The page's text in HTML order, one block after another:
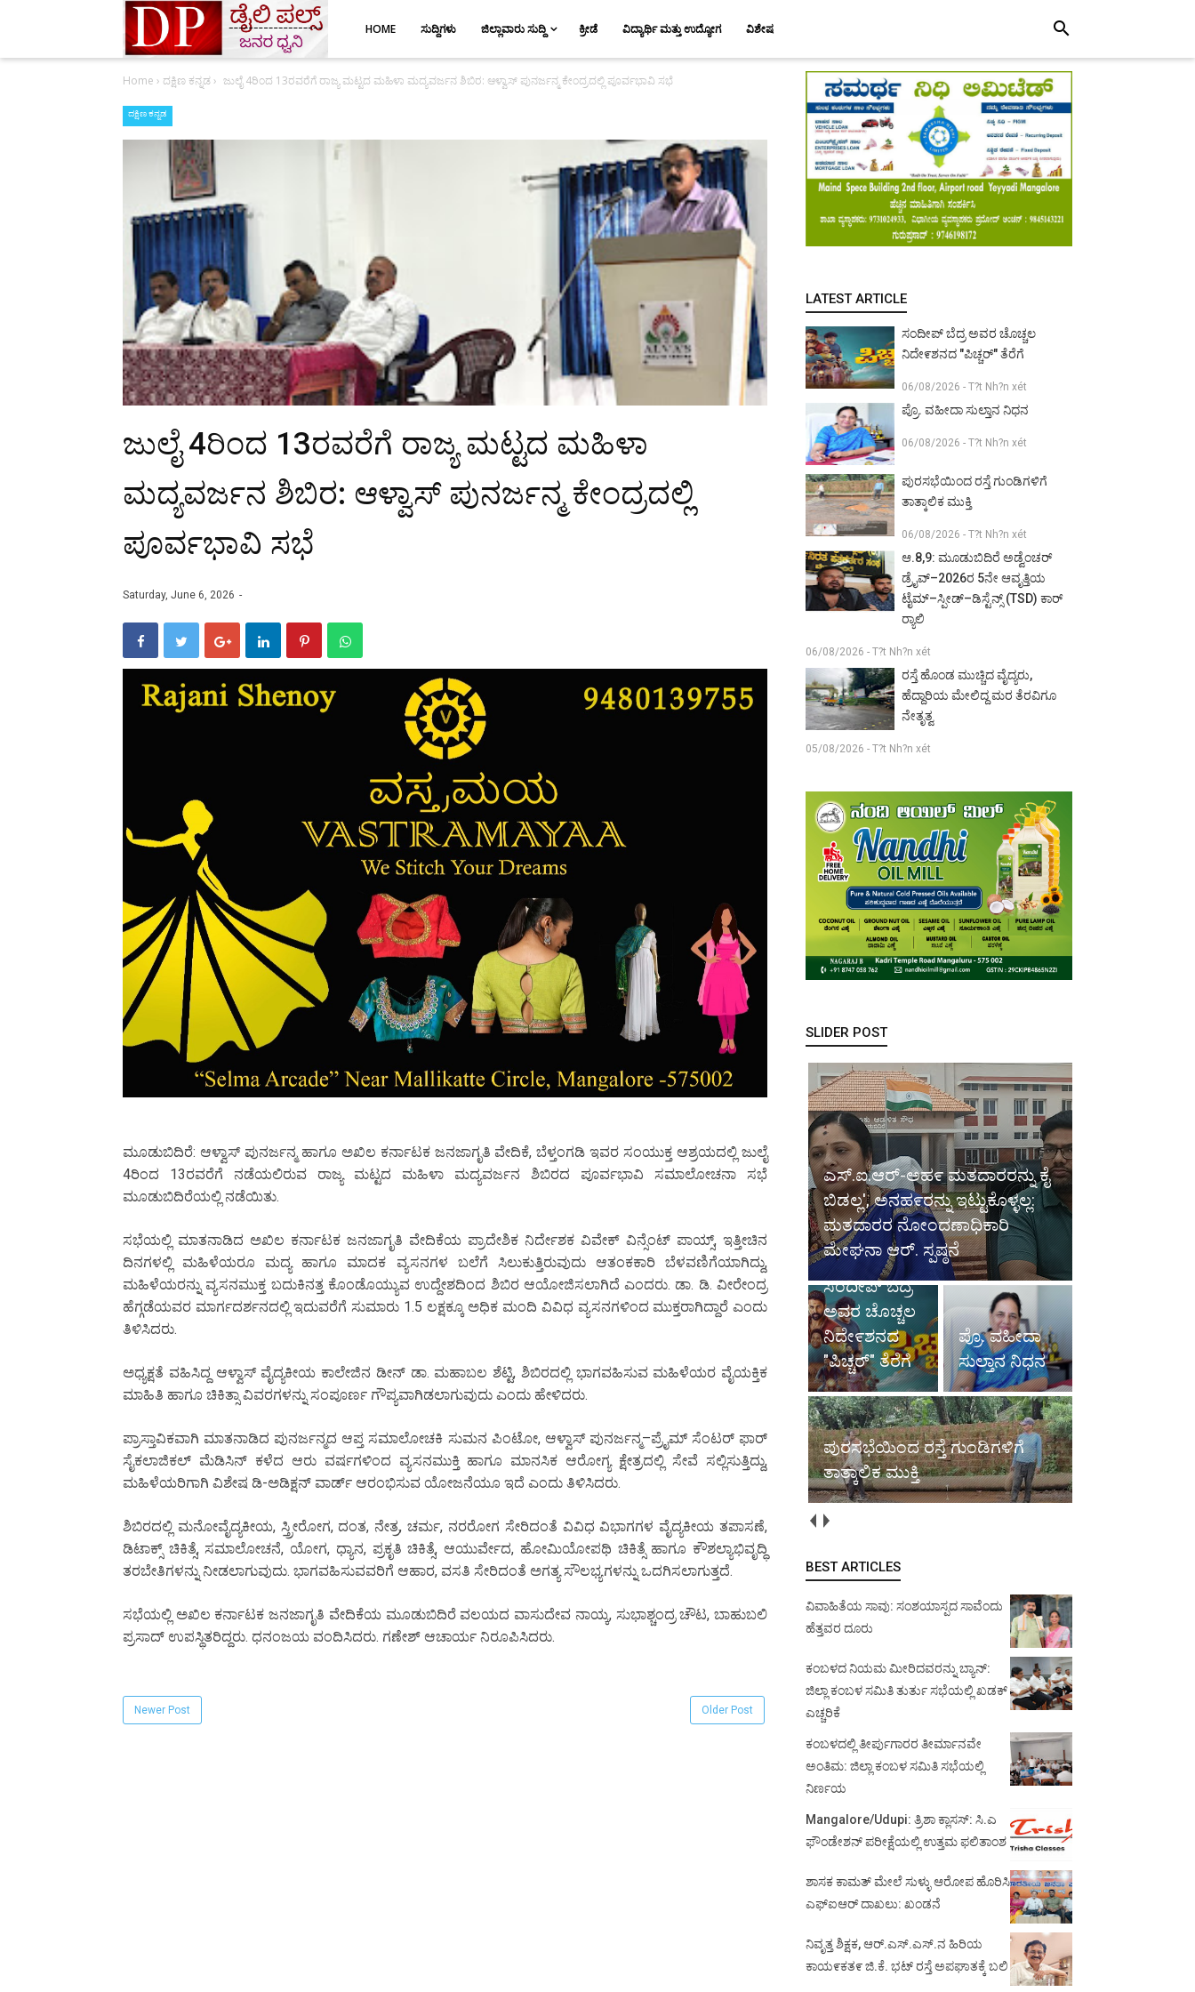
HOME ಸುದ್ದಿಗಳು ಜಿಲ್ಲಾವಾರು ಸುದ್ದಿ ಕ್ರೀಡೆ ವಿದ್ಯಾರ್ಥಿ ಮತ್ತು ಉದ್ಯೋಗ ವಿಶೇಷ search
Home › ದಕ್ಷಿಣ ಕನ್ನಡ› ಜುಲೈ 4ರಿಂದ 13ರವರೆಗೆ ರಾಜ್ಯ ಮಟ್ಟದ ಮಹಿಳಾ ಮದ್ಯವರ್ಜನ ಶಿಬಿರ: ಆಳ್ವಾಸ್ ಪುನರ್ಜನ್ಮ ಕೇಂದ್ರದಲ್ಲಿ ಪೂರ್ವಭಾವಿ ಸಭೆ
ದಕ್ಷಿಣ ಕನ್ನಡ
ಜುಲೈ 4ರಿಂದ 13ರವರೆಗೆ ರಾಜ್ಯ ಮಟ್ಟದ ಮಹಿಳಾ
ಮದ್ಯವರ್ಜನ ಶಿಬಿರ: ಆಳ್ವಾಸ್ ಪುನರ್ಜನ್ಮ ಕೇಂದ್ರದಲ್ಲಿ
ಪೂರ್ವಭಾವಿ ಸಭೆ
Saturday, June 6, 2026
ಮೂಡುಬಿದಿರೆ: ಆಳ್ವಾಸ್ ಪುನರ್ಜನ್ಮ ಹಾಗೂ ಅಖಿಲ ಕರ್ನಾಟಕ ಜನಜಾಗೃತಿ ವೇದಿಕೆ, ಬೆಳ್ತಂಗಡಿ ಇವರ ಸಂಯುಕ್ತ ಆಶ್ರಯದಲ್ಲಿ ಜುಲೈ
4ರಿಂದ 13ರವರೆಗೆ ನಡೆಯಲಿರುವ ರಾಜ್ಯ ಮಟ್ಟದ ಮಹಿಳಾ ಮದ್ಯವರ್ಜನ ಶಿಬಿರದ ಪೂರ್ವಭಾವಿ ಸಮಾಲೋಚನಾ ಸಭೆ
ಮೂಡುಬಿದಿರೆಯಲ್ಲಿ ನಡೆಯಿತು.
ಸಭೆಯಲ್ಲಿ ಮಾತನಾಡಿದ ಅಖಿಲ ಕರ್ನಾಟಕ ಜನಜಾಗೃತಿ ವೇದಿಕೆಯ ಪ್ರಾದೇಶಿಕ ನಿರ್ದೇಶಕ ವಿವೇಕ್ ವಿನ್ಸೆಂಟ್ ಪಾಯ್ಸ್, ಇತ್ತೀಚಿನ
ದಿನಗಳಲ್ಲಿ ಮಹಿಳೆಯರೂ ಮದ್ಯ ಹಾಗೂ ಮಾದಕ ವ್ಯಸನಗಳ ಬಲೆಗೆ ಸಿಲುಕುತ್ತಿರುವುದು ಆತಂಕಕಾರಿ ಬೆಳವಣಿಗೆಯಾಗಿದ್ದು,
ಮಹಿಳೆಯರನ್ನು ವ್ಯಸನಮುಕ್ತ ಬದುಕಿನತ್ತ ಕೊಂಡೊಯ್ಯುವ ಉದ್ದೇಶದಿಂದ ಶಿಬಿರ ಆಯೋಜಿಸಲಾಗಿದೆ ಎಂದರು. ಡಾ. ಡಿ. ವೀರೇಂದ್ರ
ಹೆಗ್ಗಡೆಯವರ ಮಾರ್ಗದರ್ಶನದಲ್ಲಿ ಇದುವರೆಗೆ ಸುಮಾರು 1.5 ಲಕ್ಷಕ್ಕೂ ಅಧಿಕ ಮಂದಿ ವಿವಿಧ ವ್ಯಸನಗಳಿಂದ ಮುಕ್ತರಾಗಿದ್ದಾರೆ ಎಂದು
ತಿಳಿಸಿದರು.
ಅಧ್ಯಕ್ಷತೆ ವಹಿಸಿದ್ದ ಆಳ್ವಾಸ್ ವೈದ್ಯಕೀಯ ಕಾಲೇಜಿನ ಡೀನ್ ಡಾ. ಮಹಾಬಲ ಶೆಟ್ಟಿ, ಶಿಬಿರದಲ್ಲಿ ಭಾಗವಹಿಸುವ ಮಹಿಳೆಯರ ವೈಯಕ್ತಿಕ
ಮಾಹಿತಿ ಹಾಗೂ ಚಿಕಿತ್ಸಾ ವಿವರಗಳನ್ನು ಸಂಪೂರ್ಣ ಗೌಪ್ಯವಾಗಿಡಲಾಗುವುದು ಎಂದು ಹೇಳಿದರು.
ಪ್ರಾಸ್ತಾವಿಕವಾಗಿ ಮಾತನಾಡಿದ ಪುನರ್ಜನ್ಮದ ಆಪ್ತ ಸಮಾಲೋಚಕಿ ಸುಮನ ಪಿಂಟೋ, ಆಳ್ವಾಸ್ ಪುನರ್ಜನ್ಮ–ಪ್ರೈಮ್ ಸೆಂಟರ್ ಫಾರ್
ಸೈಕಲಾಜಿಕಲ್ ಮೆಡಿಸಿನ್ ಕಳೆದ ಆರು ವರ್ಷಗಳಿಂದ ವ್ಯಸನಮುಕ್ತಿ ಹಾಗೂ ಮಾನಸಿಕ ಆರೋಗ್ಯ ಕ್ಷೇತ್ರದಲ್ಲಿ ಸೇವೆ ಸಲ್ಲಿಸುತ್ತಿದ್ದು,
ಮಹಿಳೆಯರಿಗಾಗಿ ವಿಶೇಷ ಡಿ-ಅಡಿಕ್ಷನ್ ವಾರ್ಡ್ ಆರಂಭಿಸುವ ಯೋಜನೆಯೂ ಇದೆ ಎಂದು ತಿಳಿಸಿದರು.
ಶಿಬಿರದಲ್ಲಿ ಮನೋವೈದ್ಯಕೀಯ, ಸ್ತ್ರೀರೋಗ, ದಂತ, ನೇತ್ರ, ಚರ್ಮ, ನರರೋಗ ಸೇರಿದಂತೆ ವಿವಿಧ ವಿಭಾಗಗಳ ವೈದ್ಯಕೀಯ ತಪಾಸಣೆ,
ಡಿಟಾಕ್ಸ್ ಚಿಕಿತ್ಸೆ, ಸಮಾಲೋಚನೆ, ಯೋಗ, ಧ್ಯಾನ, ಪ್ರಕೃತಿ ಚಿಕಿತ್ಸೆ, ಆಯುರ್ವೇದ, ಹೋಮಿಯೋಪಥಿ ಚಿಕಿತ್ಸೆ ಹಾಗೂ ಕೌಶಲ್ಯಾಭಿವೃದ್ಧಿ
ತರಬೇತಿಗಳನ್ನು ನೀಡಲಾಗುವುದು. ಭಾಗವಹಿಸುವವರಿಗೆ ಆಹಾರ, ವಸತಿ ಸೇರಿದಂತೆ ಅಗತ್ಯ ಸೌಲಭ್ಯಗಳನ್ನು ಒದಗಿಸಲಾಗುತ್ತದೆ.
ಸಭೆಯಲ್ಲಿ ಅಖಿಲ ಕರ್ನಾಟಕ ಜನಜಾಗೃತಿ ವೇದಿಕೆಯ ಮೂಡುಬಿದಿರೆ ವಲಯದ ವಾಸುದೇವ ನಾಯ್ಕ, ಸುಭಾಶ್ಚಂದ್ರ ಚೌಟ, ಬಾಹುಬಲಿ
ಪ್ರಸಾದ್ ಉಪಸ್ಥಿತರಿದ್ದರು. ಧನಂಜಯ ವಂದಿಸಿದರು. ಗಣೇಶ್ ಆಚಾರ್ಯ ನಿರೂಪಿಸಿದರು.
Newer Post Older Post
LATEST ARTICLE
ಸಂದೀಪ್ ಬೆದ್ರ ಅವರ ಚೊಚ್ಚಲ
ನಿದೇ೯ಶನದ "ಪಿಚ್ಚರ್" ತೆರೆಗೆ
06/08/2026 - T?t Nh?n xét
ಪ್ರೊ. ವಹೀದಾ ಸುಲ್ತಾನ ನಿಧನ
06/08/2026 - T?t Nh?n xét
ಪುರಸಭೆಯಿಂದ ರಸ್ತೆ ಗುಂಡಿಗಳಿಗೆ
ತಾತ್ಕಾಲಿಕ ಮುಕ್ತಿ
06/08/2026 - T?t Nh?n xét
ಆ.8,9: ಮೂಡುಬಿದಿರೆ ಅಡ್ವೆಂಚರ್
ಡ್ರೈವ್–2026ರ 5ನೇ ಆವೃತ್ತಿಯ
ಟೈಮ್–ಸ್ಪೀಡ್–ಡಿಸ್ಟೆನ್ಸ್ (TSD) ಕಾರ್
ರ‍್ಯಾಲಿ
06/08/2026 - T?t Nh?n xét
ರಸ್ತೆ ಹೊಂಡ ಮುಚ್ಚಿದ ವೈದ್ಯರು,
ಹೆದ್ದಾರಿಯ ಮೇಲಿದ್ದ ಮರ ತೆರವಿಗೂ
ನೇತೃತ್ವ
05/08/2026 - T?t Nh?n xét
SLIDER POST
ಎಸ್.ಐ.ಆರ್-ಅಹ೯ ಮತದಾರರನ್ನು ಕೈ
ಬಿಡಲ್ಲ', ಅನಹ೯ರನ್ನು ಇಟ್ಟುಕೊಳ್ಳಲ್ಲ:
ಮತದಾರರ ನೋಂದಣಾಧಿಕಾರಿ
ಮೇಘನಾ ಆರ್. ಸ್ಪಷ್ಠನೆ
ಸಂದೀಪ್ ಬೆದ್ರ
ಅವರ ಚೊಚ್ಚಲ
ನಿದೇ೯ಶನದ
"ಪಿಚ್ಚರ್" ತೆರೆಗೆ
ಪ್ರೊ. ವಹೀದಾ
ಸುಲ್ತಾನ ನಿಧನ
ಪುರಸಭೆಯಿಂದ ರಸ್ತೆ ಗುಂಡಿಗಳಿಗೆ
ತಾತ್ಕಾಲಿಕ ಮುಕ್ತಿ
BEST ARTICLES
ವಿವಾಹಿತೆಯ ಸಾವು: ಸಂಶಯಾಸ್ಪದ ಸಾವೆಂದು
ಹೆತ್ತವರ ದೂರು
ಕಂಬಳದ ನಿಯಮ ಮೀರಿದವರನ್ನು ಬ್ಯಾನ್:
ಜಿಲ್ಲಾ ಕಂಬಳ ಸಮಿತಿ ತುರ್ತು ಸಭೆಯಲ್ಲಿ ಖಡಕ್
ಎಚ್ಚರಿಕೆ
ಕಂಬಳದಲ್ಲಿ ತೀರ್ಪುಗಾರರ ತೀರ್ಮಾನವೇ
ಅಂತಿಮ: ಜಿಲ್ಲಾ ಕಂಬಳ ಸಮಿತಿ ಸಭೆಯಲ್ಲಿ
ನಿರ್ಣಯ
Mangalore/Udupi: ತ್ರಿಶಾ ಕ್ಲಾಸಸ್: ಸಿ.ಎ
ಫೌಂಡೇಶನ್ ಪರೀಕ್ಷೆಯಲ್ಲಿ ಉತ್ತಮ ಫಲಿತಾಂಶ
ಶಾಸಕ ಕಾಮತ್ ಮೇಲೆ ಸುಳ್ಳು ಆರೋಪ ಹೊರಿಸಿ
ಎಫ್‌ಐಆರ್ ದಾಖಲು: ಖಂಡನೆ
ನಿವೃತ್ತ ಶಿಕ್ಷಕ, ಆರ್.ಎಸ್.ಎಸ್.ನ ಹಿರಿಯ
ಕಾಯ೯ಕತ೯ ಜಿ.ಕೆ. ಭಟ್ ರಸ್ತೆ ಅಪಘಾತಕ್ಕೆ ಬಲಿ